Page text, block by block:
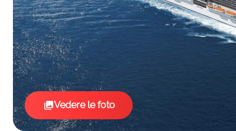
Vedere le foto